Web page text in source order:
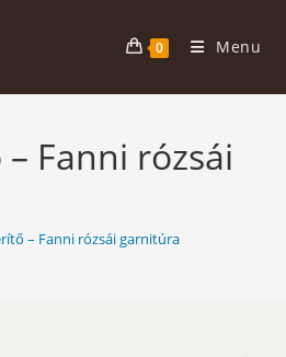
0 Menu
Fanni rózsái
– Fanni rózsái garnitúra